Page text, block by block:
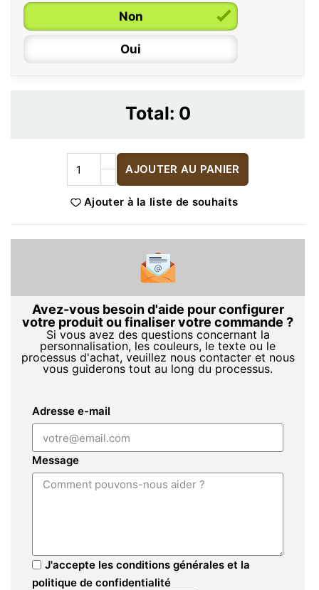
Non
Oui
Total: 0
AJOUTER AU PANIER
Ajouter à la liste de souhaits
Avez-vous besoin d'aide pour configurer
votre produit ou finaliser votre commande ?
Si vous avez des questions concernant la
personnalisation, les couleurs, le texte ou le
processus d'achat, veuillez nous contacter et nous
vous guiderons tout au long du processus.
Adresse e-mail
Message
J'accepte les conditions générales et la
politique de confidentialité